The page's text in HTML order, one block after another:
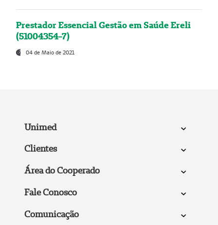
Prestador Essencial Gestão em Saúde Ereli
(51004354-7)
04 de Maio de 2021
Unimed
Clientes
Área do Cooperado
Fale Conosco
Comunicação